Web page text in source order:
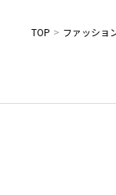
TOP > ファッショ